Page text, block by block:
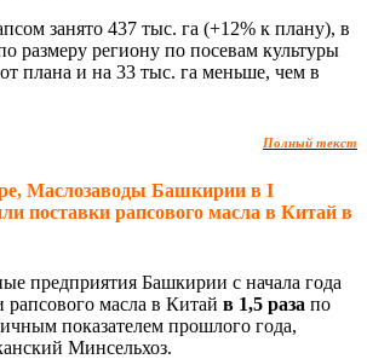
занято 437 тыс. га (+12% к плану), в
размеру региону по посевам культуры
плана и на 33 тыс. га меньше, чем в
Полный текст
Маслозаводы Башкирии в I
поставки рапсового масла в Китай в
предприятия Башкирии с начала года
рапсового масла в Китай в 1,5 раза по
показателем прошлого года,
Минсельхоз.